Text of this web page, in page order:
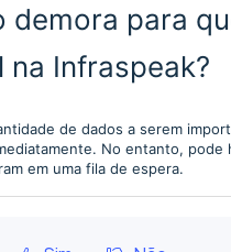
demora para
na Infraspeak?
de dados a serem
No entanto,
em uma fila de espera.